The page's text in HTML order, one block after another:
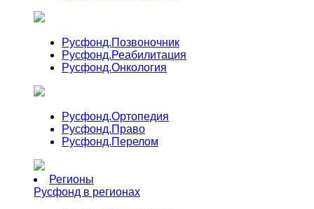
Русфонд.Позвоночник
Русфонд.Реабилитация
Русфонд.Онкология
Русфонд.Ортопедия
Русфонд.Право
Русфонд.Перелом
Регионы
Русфонд в регионах